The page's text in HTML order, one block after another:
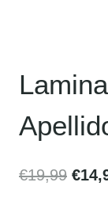
€19,99 €